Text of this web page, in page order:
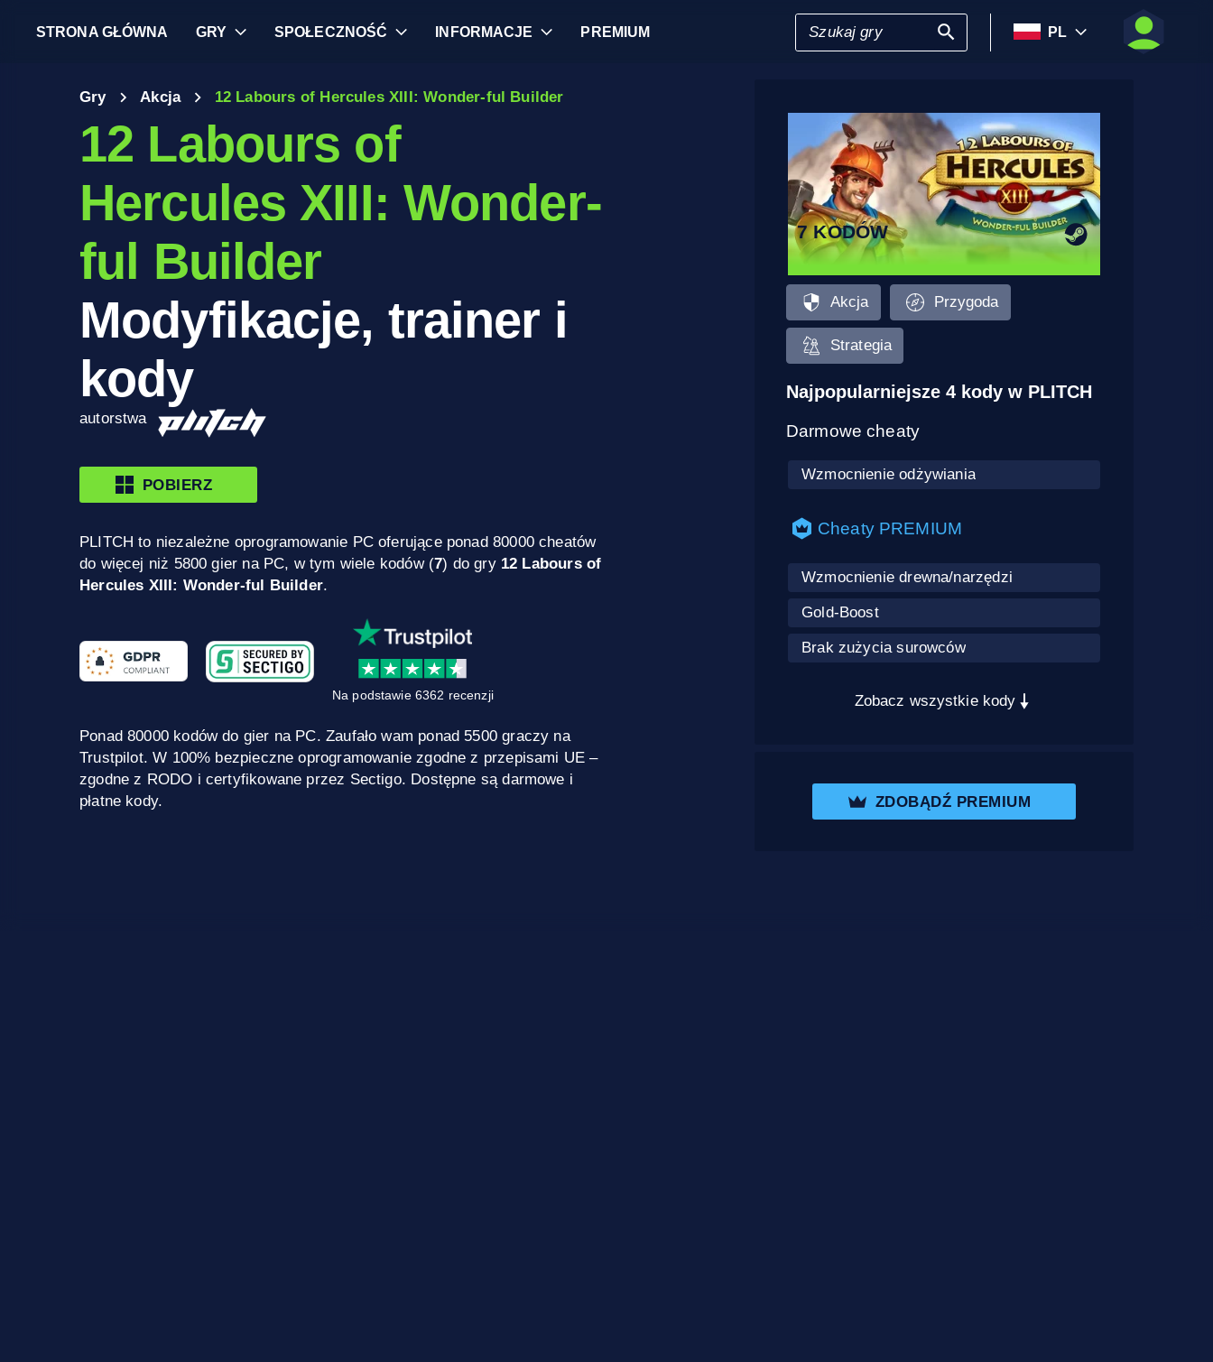
STRONA GŁÓWNA GRY SPOŁECZNOŚĆ INFORMACJE PREMIUM PL
Gry Akcja 12 Labours of Hercules XIII: Wonder-ful Builder
12 Labours of
Hercules XIII: Wonder-
ful Builder
Modyfikacje, trainer i
kody
autorstwa
POBIERZ
PLITCH to niezależne oprogramowanie PC oferujące ponad 80000 cheatów
do więcej niż 5800 gier na PC, w tym wiele kodów (7) do gry 12 Labours of
Hercules XIII: Wonder-ful Builder.
Na podstawie 6362 recenzji
Ponad 80000 kodów do gier na PC. Zaufało wam ponad 5500 graczy na
Trustpilot. W 100% bezpieczne oprogramowanie zgodne z przepisami UE –
zgodne z RODO i certyfikowane przez Sectigo. Dostępne są darmowe i
płatne kody.
7 KODÓW
Akcja Przygoda
Strategia
Najpopularniejsze 4 kody w PLITCH
Darmowe cheaty
Wzmocnienie odżywiania
Cheaty PREMIUM
Wzmocnienie drewna/narzędzi
Gold-Boost
Brak zużycia surowców
Zobacz wszystkie kody
ZDOBĄDŹ PREMIUM